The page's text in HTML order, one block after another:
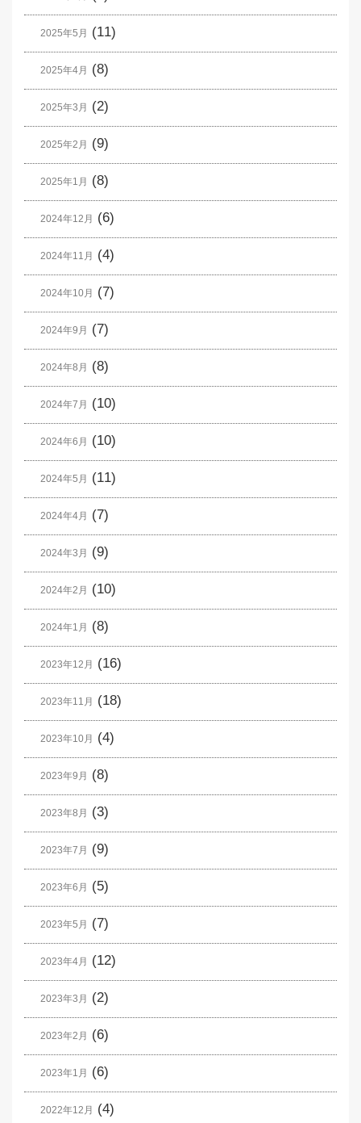
2025年5月 (11)
2025年4月 (8)
2025年3月 (2)
2025年2月 (9)
2025年1月 (8)
2024年12月 (6)
2024年11月 (4)
2024年10月 (7)
2024年9月 (7)
2024年8月 (8)
2024年7月 (10)
2024年6月 (10)
2024年5月 (11)
2024年4月 (7)
2024年3月 (9)
2024年2月 (10)
2024年1月 (8)
2023年12月 (16)
2023年11月 (18)
2023年10月 (4)
2023年9月 (8)
2023年8月 (3)
2023年7月 (9)
2023年6月 (5)
2023年5月 (7)
2023年4月 (12)
2023年3月 (2)
2023年2月 (6)
2023年1月 (6)
2022年12月 (4)